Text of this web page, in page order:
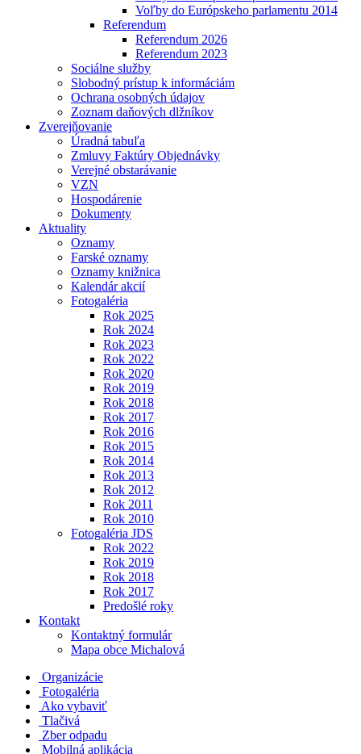
Voľby do Európskeho parlamentu 2014
Referendum
Referendum 2026
Referendum 2023
Sociálne služby
Slobodný prístup k informáciám
Ochrana osobných údajov
Zoznam daňových dlžníkov
Zverejňovanie
Úradná tabuľa
Zmluvy Faktúry Objednávky
Verejné obstarávanie
VZN
Hospodárenie
Dokumenty
Aktuality
Oznamy
Farské oznamy
Oznamy knižnica
Kalendár akcií
Fotogaléria
Rok 2025
Rok 2024
Rok 2023
Rok 2022
Rok 2020
Rok 2019
Rok 2018
Rok 2017
Rok 2016
Rok 2015
Rok 2014
Rok 2013
Rok 2012
Rok 2011
Rok 2010
Fotogaléria JDS
Rok 2022
Rok 2019
Rok 2018
Rok 2017
Predošlé roky
Kontakt
Kontaktný formulár
Mapa obce Michalová
Organizácie
Fotogaléria
Ako vybaviť
Tlačivá
Zber odpadu
Mobilná aplikácia